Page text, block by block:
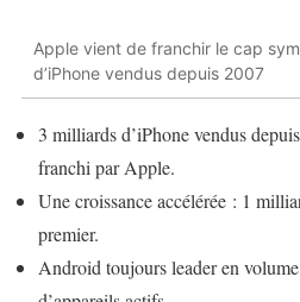
Apple vient de franchir le cap
d’iPhone vendus depuis 2007
3 milliards d’iPhone vendus
franchi par Apple.
Une croissance accélérée : 1
premier.
Android toujours leader en